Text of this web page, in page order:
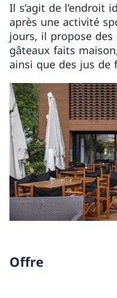
Il s’agit de l’endroit
après une activité
jours, il propose des
gâteaux faits
ainsi que des jus de
Offre